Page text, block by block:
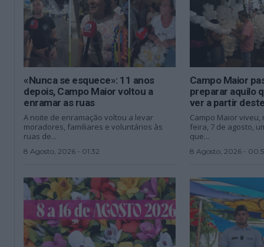
«Nunca se esquece»: 11 anos
depois, Campo Maior voltou a
enramar as ruas
A noite de enramação voltou a levar
moradores, familiares e voluntários às
ruas de...
8 Agosto, 2026 - 01:32
Campo Maior
preparar aquilo
ver a partir
Campo Maior
feira, 7 de agosto,
que...
8 Agosto, 2026 -